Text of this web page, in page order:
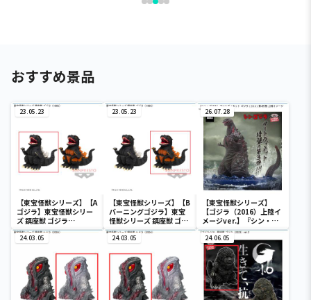
おすすめ景品
23.05.23
【東宝怪獣シリーズ】【A
ゴジラ】東宝怪獣シリー
ズ 鎮座獣 ゴジラ
（1995）
23.05.23
【東宝怪獣シリーズ】【B
バーニングゴジラ】東宝
怪獣シリーズ 鎮座獣 ゴジ
ラ（1995）
26.07.28
【東宝怪獣シリーズ】
【ゴジラ（2016）上陸イ
メージver.】『シン・ゴ
ジラ』 アートヴィネット
ゴジラ（2016）第4形態
上陸イメージver.
24.03.05 24.03.05 24.06.05